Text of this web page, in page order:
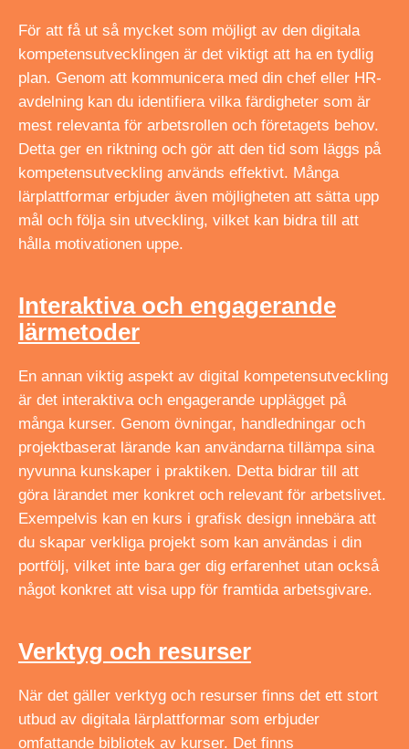
För att få ut så mycket som möjligt av den digitala
kompetensutvecklingen är det viktigt att ha en tydlig
plan. Genom att kommunicera med din chef eller HR-
avdelning kan du identifiera vilka färdigheter som är
mest relevanta för arbetsrollen och företagets behov.
Detta ger en riktning och gör att den tid som läggs på
kompetensutveckling används effektivt. Många
lärplattformar erbjuder även möjligheten att sätta upp
mål och följa sin utveckling, vilket kan bidra till att
hålla motivationen uppe.
Interaktiva och engagerande
lärmetoder
En annan viktig aspekt av digital kompetensutveckling
är det interaktiva och engagerande upplägget på
många kurser. Genom övningar, handledningar och
projektbaserat lärande kan användarna tillämpa sina
nyvunna kunskaper i praktiken. Detta bidrar till att
göra lärandet mer konkret och relevant för arbetslivet.
Exempelvis kan en kurs i grafisk design innebära att
du skapar verkliga projekt som kan användas i din
portfölj, vilket inte bara ger dig erfarenhet utan också
något konkret att visa upp för framtida arbetsgivare.
Verktyg och resurser
När det gäller verktyg och resurser finns det ett stort
utbud av digitala lärplattformar som erbjuder
omfattande bibliotek av kurser. Det finns